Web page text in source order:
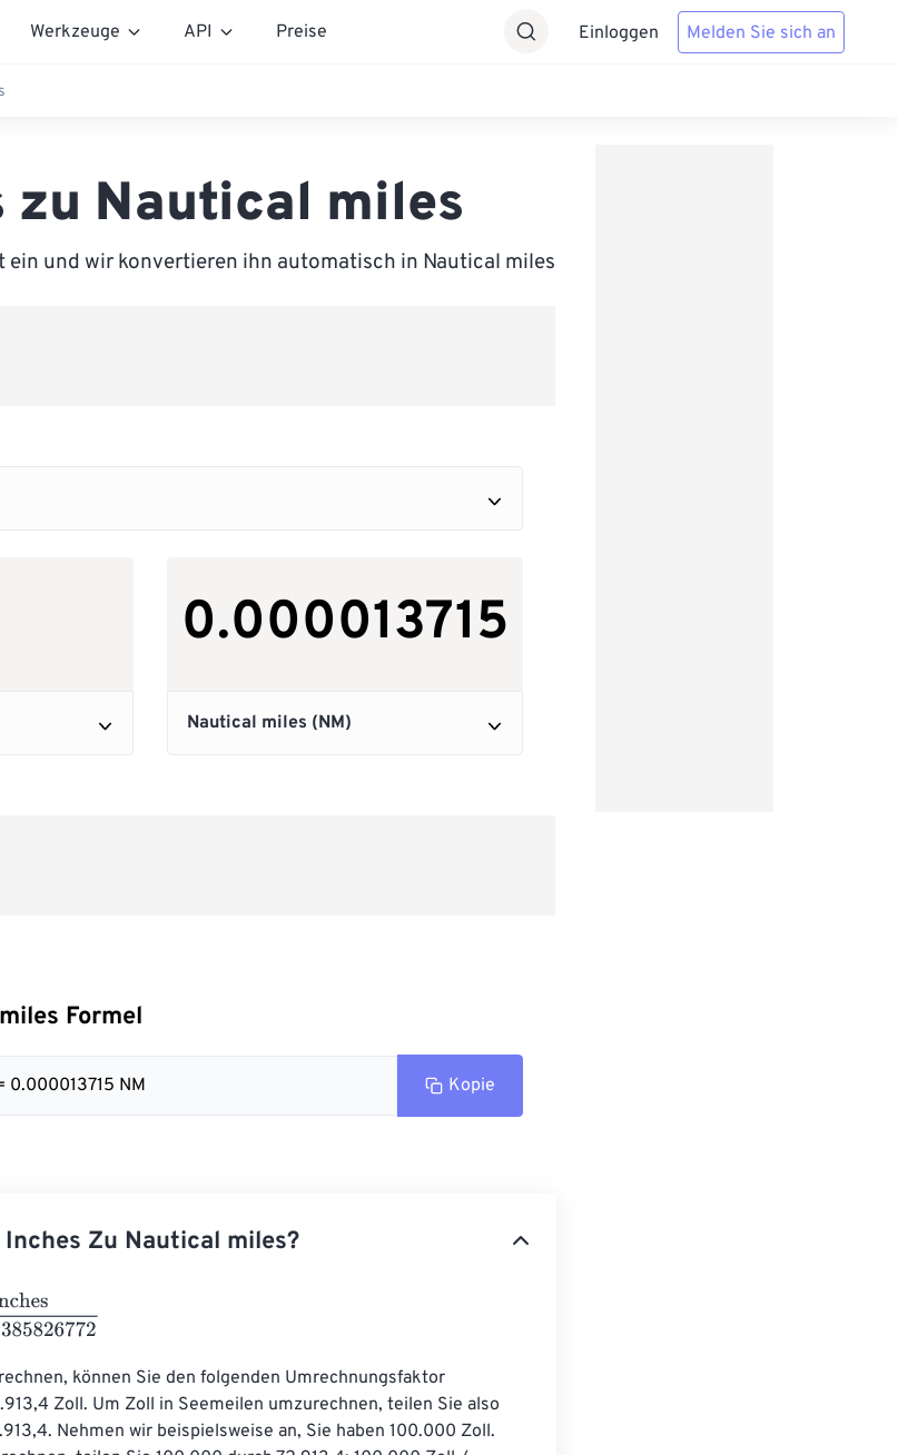
Werkzeuge API Preise Einloggen Melden Sie sich an
zu Nautical miles
ein und wir konvertieren ihn automatisch in Nautical miles
Formel
0.000013715 NM Kopie
Zu Nautical miles?
können Sie den folgenden Umrechnungsfaktor
Zoll. Um Zoll in Seemeilen umzurechnen, teilen Sie also
Nehmen wir beispielsweise an, Sie haben 100.000 Zoll.